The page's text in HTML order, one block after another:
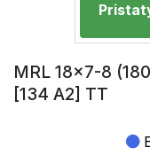
MRL 18x7-8
[134 A2] TT